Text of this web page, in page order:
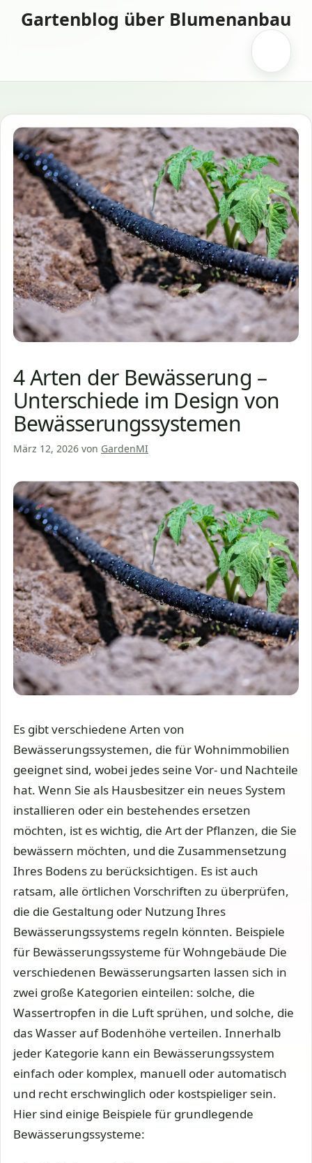
InhaltGartenblog über Blumenanbau
4 Arten der Bewässerung –
Unterschiede im Design von
Bewässerungssystemen
März 12, 2026 von GardenMI
Es gibt verschiedene Arten von
Bewässerungssystemen, die für Wohnimmobilien
geeignet sind, wobei jedes seine Vor- und Nachteile
hat. Wenn Sie als Hausbesitzer ein neues System
installieren oder ein bestehendes ersetzen
möchten, ist es wichtig, die Art der Pflanzen, die Sie
bewässern möchten, und die Zusammensetzung
Ihres Bodens zu berücksichtigen. Es ist auch
ratsam, alle örtlichen Vorschriften zu überprüfen,
die die Gestaltung oder Nutzung Ihres
Bewässerungssystems regeln könnten. Beispiele
für Bewässerungssysteme für Wohngebäude Die
verschiedenen Bewässerungsarten lassen sich in
zwei große Kategorien einteilen: solche, die
Wassertropfen in die Luft sprühen, und solche, die
das Wasser auf Bodenhöhe verteilen. Innerhalb
jeder Kategorie kann ein Bewässerungssystem
einfach oder komplex, manuell oder automatisch
und recht erschwinglich oder kostspieliger sein.
Hier sind einige Beispiele für grundlegende
Bewässerungssysteme: